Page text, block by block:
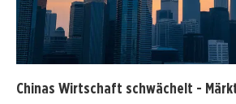
Chinas Wirtschaft schwächelt -